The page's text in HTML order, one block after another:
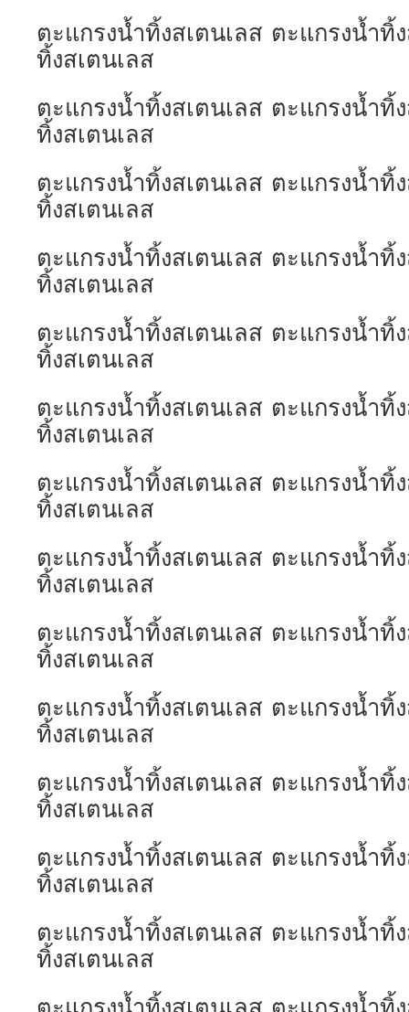
ตะแกรงน้ำทิ้งสเตนเลส ตะแกรงน้ำทิ้
ทิ้งสเตนเลส
ตะแกรงน้ำทิ้งสเตนเลส ตะแกรงน้ำทิ้
ทิ้งสเตนเลส
ตะแกรงน้ำทิ้งสเตนเลส ตะแกรงน้ำทิ้
ทิ้งสเตนเลส
ตะแกรงน้ำทิ้งสเตนเลส ตะแกรงน้ำทิ้
ทิ้งสเตนเลส
ตะแกรงน้ำทิ้งสเตนเลส ตะแกรงน้ำทิ้
ทิ้งสเตนเลส
ตะแกรงน้ำทิ้งสเตนเลส ตะแกรงน้ำทิ้
ทิ้งสเตนเลส
ตะแกรงน้ำทิ้งสเตนเลส ตะแกรงน้ำทิ้
ทิ้งสเตนเลส
ตะแกรงน้ำทิ้งสเตนเลส ตะแกรงน้ำทิ้
ทิ้งสเตนเลส
ตะแกรงน้ำทิ้งสเตนเลส ตะแกรงน้ำทิ้
ทิ้งสเตนเลส
ตะแกรงน้ำทิ้งสเตนเลส ตะแกรงน้ำทิ้
ทิ้งสเตนเลส
ตะแกรงน้ำทิ้งสเตนเลส ตะแกรงน้ำทิ้
ทิ้งสเตนเลส
ตะแกรงน้ำทิ้งสเตนเลส ตะแกรงน้ำทิ้
ทิ้งสเตนเลส
ตะแกรงน้ำทิ้งสเตนเลส ตะแกรงน้ำทิ้
ทิ้งสเตนเลส